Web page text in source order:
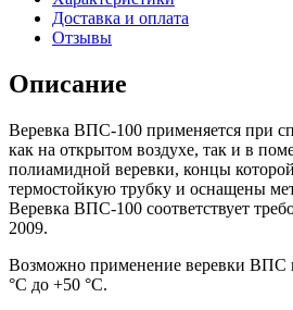
Доставка и оплата
Отзывы
Описание
Веревка ВПС-100 применяется при
как на открытом воздухе, так и в
полиамидной веревки, концы
термостойкую трубку и оснащены
Веревка ВПС-100 соответствует
2009.
Возможно применение веревки ВПС
°С до +50 °С.